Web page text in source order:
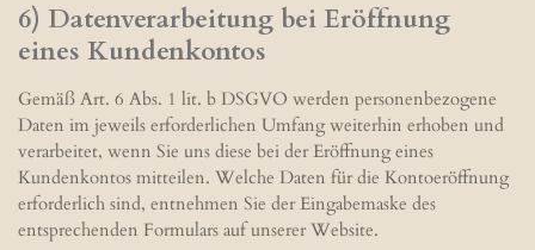
6) Datenverarbeitung bei Eröffnung
eines Kundenkontos
Gemäß Art. 6 Abs. 1 lit. b DSGVO werden personenbezogene
Daten im jeweils erforderlichen Umfang weiterhin erhoben und
verarbeitet, wenn Sie uns diese bei der Eröffnung eines
Kundenkontos mitteilen. Welche Daten für die Kontoeröffnung
erforderlich sind, entnehmen Sie der Eingabemaske des
entsprechenden Formulars auf unserer Website.